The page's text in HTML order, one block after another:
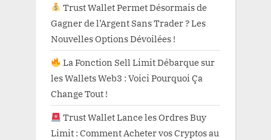
Trust Wallet Permet Désormais de
Gagner de l’Argent Sans Trader ? Les
Nouvelles Options Dévoilées !
La Fonction Sell Limit Débarque sur
les Wallets Web3 : Voici Pourquoi Ça
Change Tout !
Trust Wallet Lance les Ordres Buy
Limit : Comment Acheter vos Cryptos au